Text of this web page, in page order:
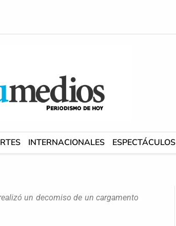
INTERNACIONALES ESPECTÁCULOS
un decomiso de un cargamento